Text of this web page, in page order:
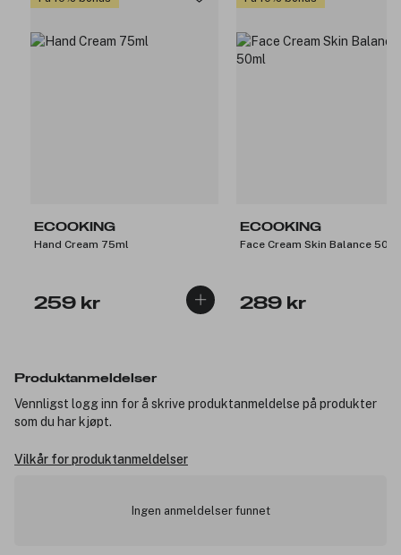
ECOOKING
Hand Cream 75ml
259 kr
ECOOKING
Face Cream Skin Balance 50ml
289 kr
Produktanmeldelser
Vennligst logg inn for å skrive produktanmeldelse på produkter
som du har kjøpt.
Vilkår for produktanmeldelser
Ingen anmeldelser funnet